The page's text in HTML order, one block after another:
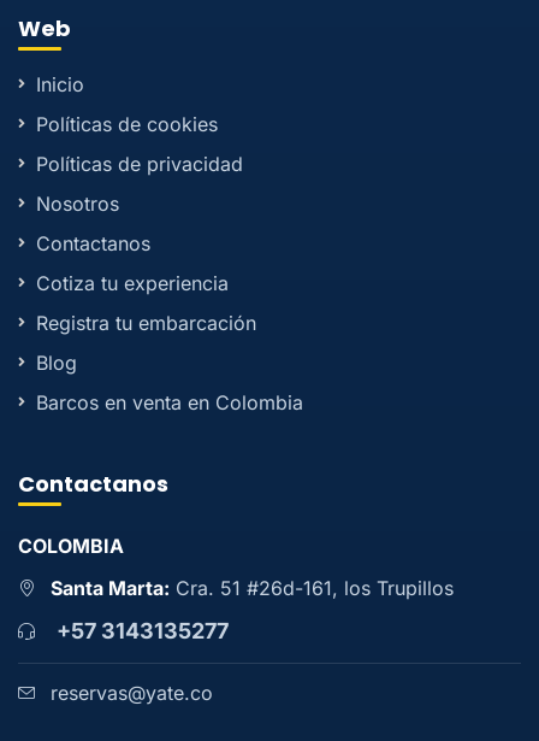
Web
Inicio
Políticas de cookies
Políticas de privacidad
Nosotros
Contactanos
Cotiza tu experiencia
Registra tu embarcación
Blog
Barcos en venta en Colombia
Contactanos
COLOMBIA
Santa Marta: Cra. 51 #26d-161, los Trupillos
+57 3143135277
reservas@yate.co